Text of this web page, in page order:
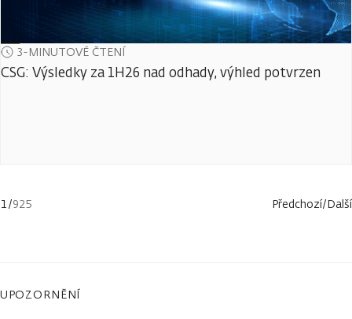
3-MINUTOVÉ ČTENÍ
CSG: Výsledky za 1H26 nad odhady, výhled potvrzen
1/925 Předchozí/Další
UPOZORNĚNÍ